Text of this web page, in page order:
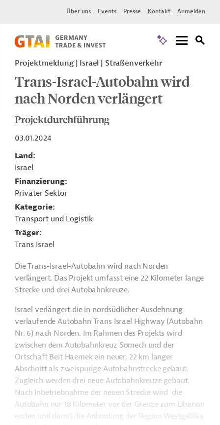
Über uns Events Presse Kontakt Anmelden
Projektmeldung Israel Straßenverkehr
Trans-Israel-Autobahn wird
nach Norden verlängert
Projektdurchführung
03.01.2024
Land
Israel
Finanzierung
Privater Sektor
Kategorie
Transport und Logistik
Träger
Trans Israel
Die Trans-Israel-Autobahn wird nach Norden
verlängert. Das Projekt umfasst eine 22 Kilometer lange
Strecke und drei Autobahnkreuze.
Israel verlängert die in nordsüdlicher Ausdehnung
verlaufende Autobahn Trans Israel Highway (Autobahn
Nr. 6) nach Norden. Im Rahmen des Projekts wird
zwischen dem Autobahnkreuz Somech und der
Ortschaft Beit Haemek ein neuer, 22 km langer
Abschnitt als zweispurige Autobahnstrecke gebaut.
Zugleich werden drei neue Autobahnkreuze gebaut.
Nach Inbetriebnahme der neuen Strecke wird die
Autobahn nur 18 Kilometer vor der Grenze zum Libanon
enden und damit die Anbindung der Region Westgaliläa